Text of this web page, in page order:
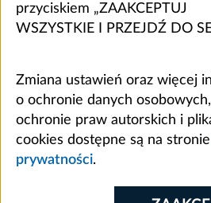
przyciskiem „ZAAKCEPTUJ
WSZYSTKIE I PRZEJDŹ DO
Zmiana ustawień oraz więcej
o ochronie danych osobowych,
ochronie praw autorskich i
cookies dostępne są na stronie
prywatności.